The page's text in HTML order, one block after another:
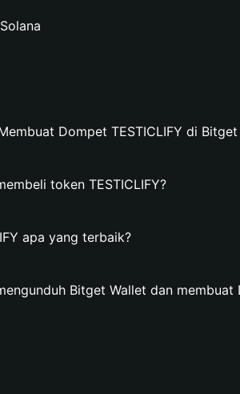
Dompet TESTICLIFY di
token TESTICLIFY?
apa yang terbaik?
Bitget Wallet dan membuat